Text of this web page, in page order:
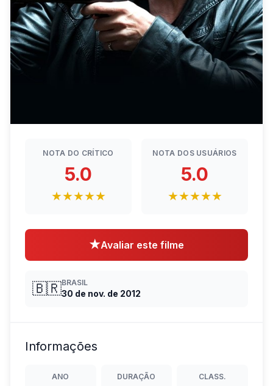
NOTA DO CRÍTICO
5.0
★★★★★
NOTA DOS USUÁRIOS
5.0
★★★★★
★Avaliar este filme
🇧🇷BRASIL
30 de nov. de 2012
Informações
ANO DURAÇÃO
CLASS.